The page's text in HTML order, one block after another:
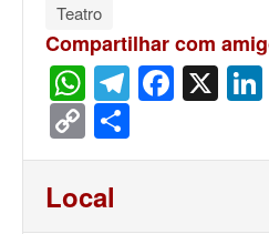
Teatro
Compartilhar com
WhatsApp
X
Copy
Link
Local